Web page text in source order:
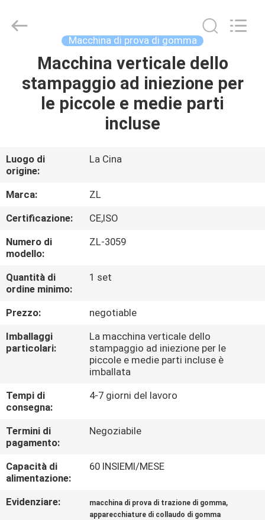
CASA
PRODOTTI
CIRCA
NOI
GIRO
DELLA
FABBRICA
CONTROLLO
DI
QUALITÀ
CONTATTICI
NOTIZIE
RICHIEDA
UNA
CITAZIONE
Instrument
Technology
Macchina di prova di gomma
Macchina verticale dello
stampaggio ad iniezione per
le piccole e medie parti
incluse
Luogo di
origine:
La Cina
Marca:
ZL
Certificazione:
CE,ISO
Numero di
modello:
ZL-3059
Quantità di
ordine minimo:
1 set
Prezzo:
negotiable
Imballaggi
particolari:
La macchina verticale dello
stampaggio ad iniezione per le
piccole e medie parti incluse è
imballata
Tempi di
consegna:
4-7 giorni del lavoro
Termini di
pagamento:
Negoziabile
Capacità di
alimentazione:
60 INSIEMI/MESE
Evidenziare: macchina di prova di trazione di gomma,
apparecchiature di collaudo di gomma